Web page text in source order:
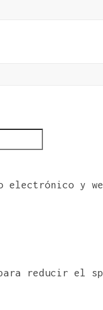
electrónico y
reducir el